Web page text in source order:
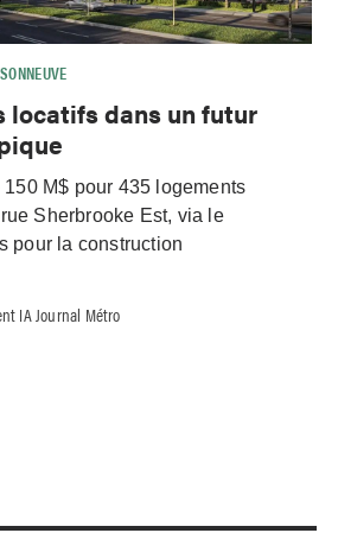
locatifs dans un futur
M$ pour 435 logements
Sherbrooke Est, via le
pour la construction
IA Journal Métro